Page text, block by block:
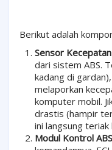
Berikut adalah
Sensor
dari sistem ABS.
kadang di
melaporkan
komputer mobil.
drastis (hampir
ini langsung
Modul Kontrol